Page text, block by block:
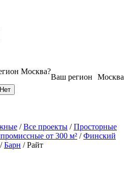
Москва
Ваш регион
Москва?
/Все проекты /Просторные
от 300 м² /Финский
/Барн /Райт